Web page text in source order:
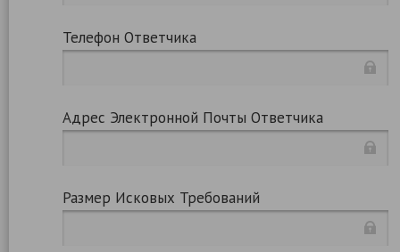
Телефон Ответчика
Адрес Электронной Почты Ответчика
Размер Исковых Требований